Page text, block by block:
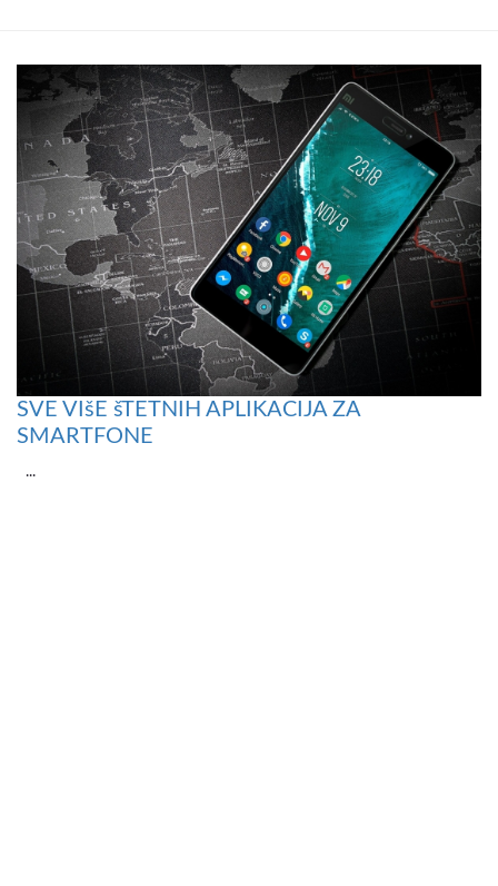
SVE VIšE šTETNIH APLIKACIJA ZA
SMARTFONE
...